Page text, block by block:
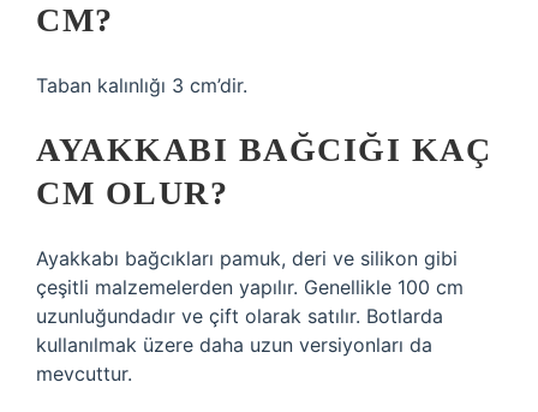
CM?
Taban kalınlığı 3 cm’dir.
AYAKKABI BAĞCIĞI KAÇ
CM OLUR?
Ayakkabı bağcıkları pamuk, deri ve silikon gibi
çeşitli malzemelerden yapılır. Genellikle 100 cm
uzunluğundadır ve çift olarak satılır. Botlarda
kullanılmak üzere daha uzun versiyonları da
mevcuttur.